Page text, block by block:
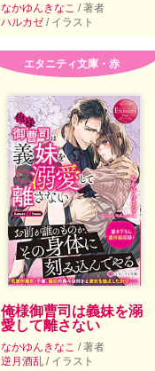
なかゆんきなこ / 著者
ハルカゼ / イラスト
エタニティ文庫・赤
俺様御曹司は義妹を溺
愛して離さない
なかゆんきなこ / 著者
逆月酒乱 / イラスト